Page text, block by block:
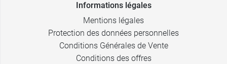
Informations légales
Mentions légales
Protection des données personnelles
Conditions Générales de Vente
Conditions des offres